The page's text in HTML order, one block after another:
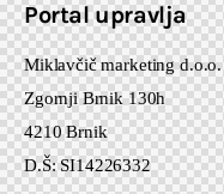
Portal upravlja
Miklavčič marketing d.o.o.
Zgornji Brnik 130h
4210 Brnik
D.Š: SI14226332